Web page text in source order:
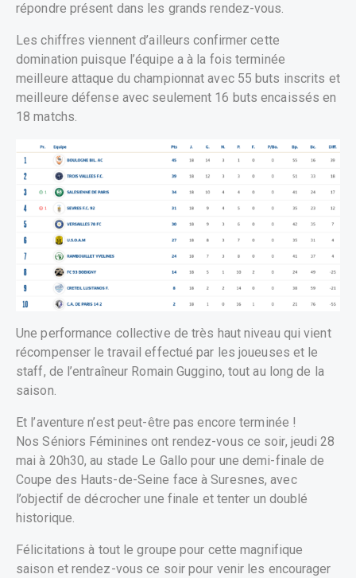
répondre présent dans les grands rendez-vous.
Les chiffres viennent d’ailleurs confirmer cette
domination puisque l’équipe a à la fois terminée
meilleure attaque du championnat avec 55 buts inscrits et
meilleure défense avec seulement 16 buts encaissés en
18 matchs.
Une performance collective de très haut niveau qui vient
récompenser le travail effectué par les joueuses et le
staff, de l’entraîneur Romain Guggino, tout au long de la
saison.
Et l’aventure n’est peut-être pas encore terminée !
Nos Séniors Féminines ont rendez-vous ce soir, jeudi 28
mai à 20h30, au stade Le Gallo pour une demi-finale de
Coupe des Hauts-de-Seine face à Suresnes, avec
l’objectif de décrocher une finale et tenter un doublé
historique.
Félicitations à tout le groupe pour cette magnifique
saison et rendez-vous ce soir pour venir les encourager